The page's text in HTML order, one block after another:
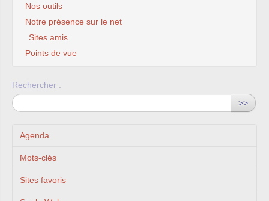
Nos outils
Notre présence sur le net
Sites amis
Points de vue
Rechercher :
>>
Agenda
Mots-clés
Sites favoris